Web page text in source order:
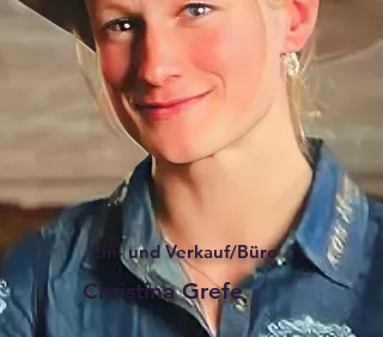
Ein- und Verkauf/Büro
Christina Grefe